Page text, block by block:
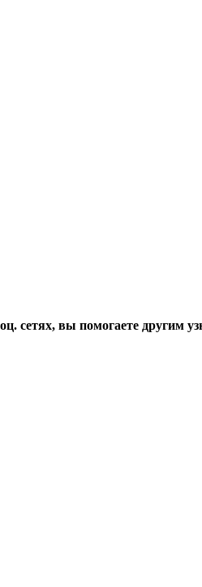
сетях, вы помогаете другим